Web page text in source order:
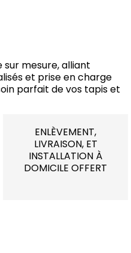
sur mesure, alliant
et prise en charge
parfait de vos tapis et
ENLÈVEMENT,
LIVRAISON, ET
INSTALLATION À
DOMICILE OFFERT